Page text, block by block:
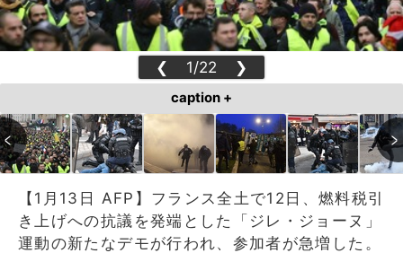
❮ 1/22 ❯
caption +
【1月13日 AFP】フランス全土で12日、燃料税引
き上げへの抗議を発端とした「ジレ・ジョーヌ」
運動の新たなデモが行われ、参加者が急増した。